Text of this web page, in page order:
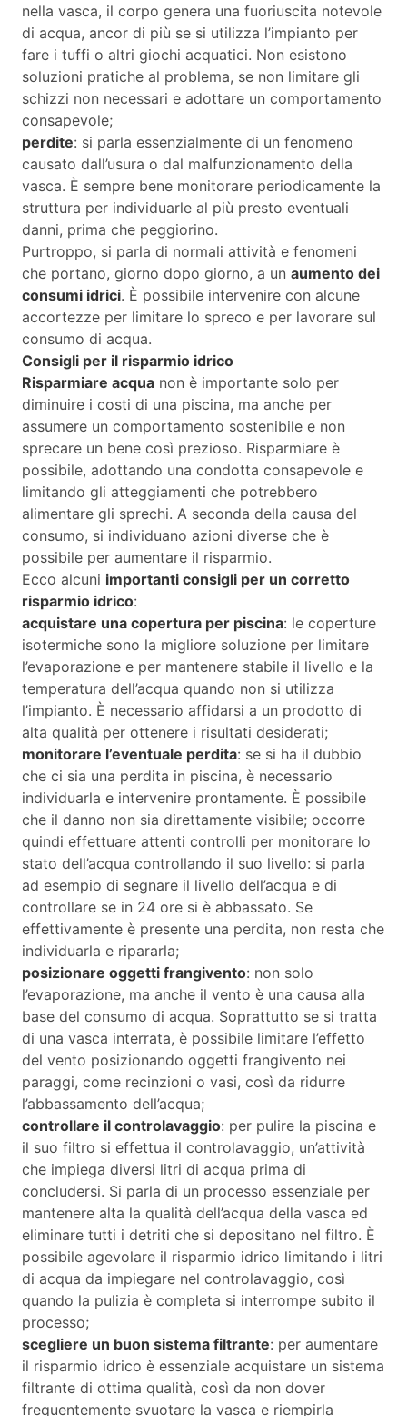
nella vasca, il corpo genera una fuoriuscita notevole
di acqua, ancor di più se si utilizza l’impianto per
fare i tuffi o altri giochi acquatici. Non esistono
soluzioni pratiche al problema, se non limitare gli
schizzi non necessari e adottare un comportamento
consapevole;
perdite: si parla essenzialmente di un fenomeno
causato dall’usura o dal malfunzionamento della
vasca. È sempre bene monitorare periodicamente la
struttura per individuarle al più presto eventuali
danni, prima che peggiorino.
Purtroppo, si parla di normali attività e fenomeni
che portano, giorno dopo giorno, a un aumento dei
consumi idrici. È possibile intervenire con alcune
accortezze per limitare lo spreco e per lavorare sul
consumo di acqua.
Consigli per il risparmio idrico
Risparmiare acqua non è importante solo per
diminuire i costi di una piscina, ma anche per
assumere un comportamento sostenibile e non
sprecare un bene così prezioso. Risparmiare è
possibile, adottando una condotta consapevole e
limitando gli atteggiamenti che potrebbero
alimentare gli sprechi. A seconda della causa del
consumo, si individuano azioni diverse che è
possibile per aumentare il risparmio.
Ecco alcuni importanti consigli per un corretto
risparmio idrico:
acquistare una copertura per piscina: le coperture
isotermiche sono la migliore soluzione per limitare
l’evaporazione e per mantenere stabile il livello e la
temperatura dell’acqua quando non si utilizza
l’impianto. È necessario affidarsi a un prodotto di
alta qualità per ottenere i risultati desiderati;
monitorare l’eventuale perdita: se si ha il dubbio
che ci sia una perdita in piscina, è necessario
individuarla e intervenire prontamente. È possibile
che il danno non sia direttamente visibile; occorre
quindi effettuare attenti controlli per monitorare lo
stato dell’acqua controllando il suo livello: si parla
ad esempio di segnare il livello dell’acqua e di
controllare se in 24 ore si è abbassato. Se
effettivamente è presente una perdita, non resta che
individuarla e ripararla;
posizionare oggetti frangivento: non solo
l’evaporazione, ma anche il vento è una causa alla
base del consumo di acqua. Soprattutto se si tratta
di una vasca interrata, è possibile limitare l’effetto
del vento posizionando oggetti frangivento nei
paraggi, come recinzioni o vasi, così da ridurre
l’abbassamento dell’acqua;
controllare il controlavaggio: per pulire la piscina e
il suo filtro si effettua il controlavaggio, un’attività
che impiega diversi litri di acqua prima di
concludersi. Si parla di un processo essenziale per
mantenere alta la qualità dell’acqua della vasca ed
eliminare tutti i detriti che si depositano nel filtro. È
possibile agevolare il risparmio idrico limitando i litri
di acqua da impiegare nel controlavaggio, così
quando la pulizia è completa si interrompe subito il
processo;
scegliere un buon sistema filtrante: per aumentare
il risparmio idrico è essenziale acquistare un sistema
filtrante di ottima qualità, così da non dover
frequentemente svuotare la vasca e riempirla